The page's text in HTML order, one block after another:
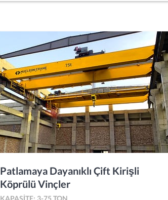
Patlamaya Dayanıklı Çift Kirişli
Köprülü Vinçler
KAPASITE: 3-75 TON